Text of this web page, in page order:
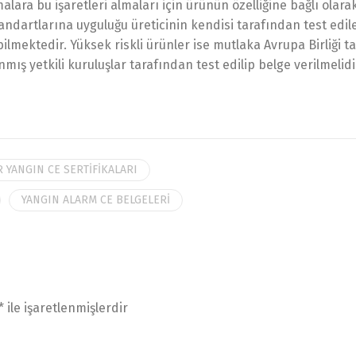
bu işaretleri almaları için ürünün özelliğine bağlı
uyguluğu üreticinin kendisi tarafından test
Yüksek riskli ürünler ise mutlaka Avrupa Birliği
yetkili kuruluşlar tarafından test edilip belge
YANGIN CE SERTİFİKALARI
YANGIN ALARM CE BELGELERİ
ile işaretlenmişlerdir